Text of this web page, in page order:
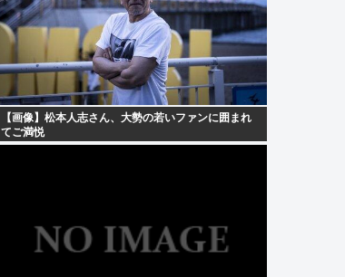
【画像】松本人志さん、大勢の若いファンに囲まれ
てご満悦